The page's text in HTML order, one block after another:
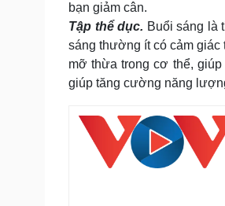
bạn giảm cân.
Tập thể dục. Buổi sáng là
sáng thường ít có cảm giác
mỡ thừa trong cơ thể,
giúp tăng cường năng